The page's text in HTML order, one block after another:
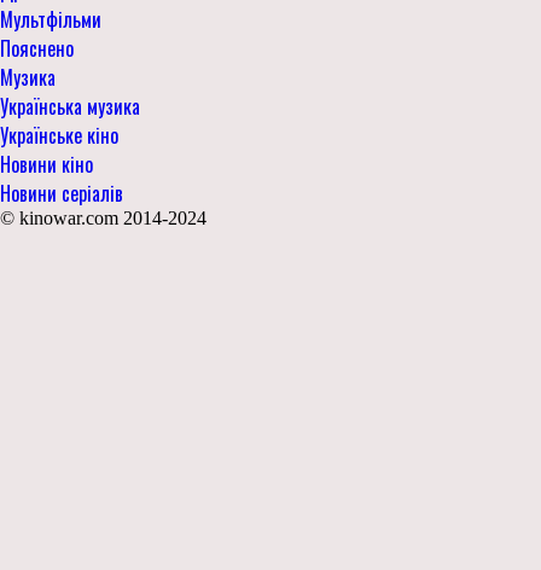
Мультфільми
Пояснено
Музика
Українська музика
Українське кіно
Новини кіно
Новини серіалів
© kinowar.com 2014-2024